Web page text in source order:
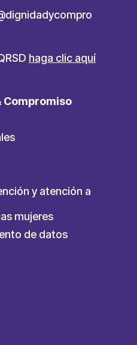
haga clic aquí
Compromiso
y atención a
mujeres
de datos